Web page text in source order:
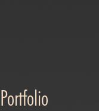
Portfolio